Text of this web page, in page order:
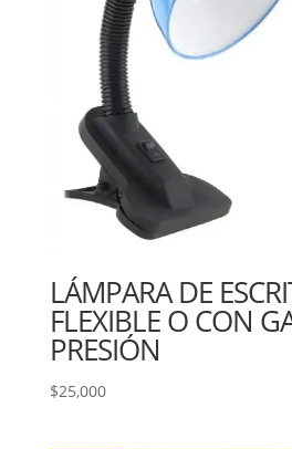
LÁMPARA DE
FLEXIBLE O CON
PRESIÓN
$25,000